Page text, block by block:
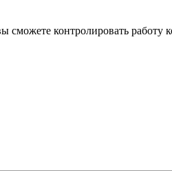
контролировать